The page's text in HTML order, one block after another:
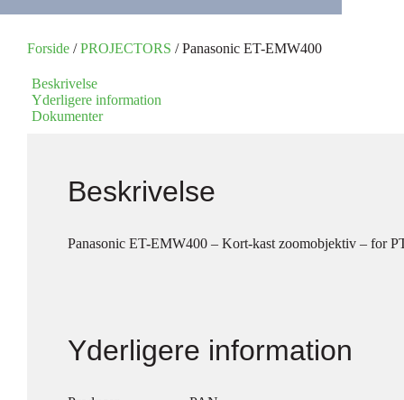
Forside /PROJECTORS / Panasonic ET-EMW400
Beskrivelse
Yderligere information
Dokumenter
Beskrivelse
Panasonic ET-EMW400 – Kort-kast zoomobjektiv – for
Yderligere information